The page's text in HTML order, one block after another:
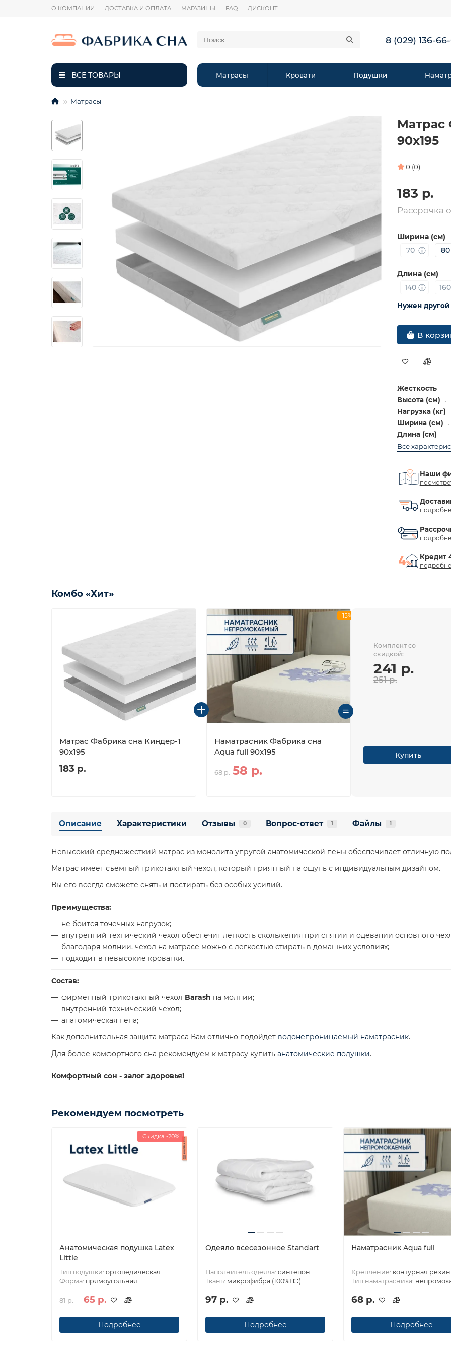
О КОМПАНИИ ДОСТАВКА И ОПЛАТА МАГАЗИНЫ FAQ ДИСКОНТ
8 (029) 136-
ВСЕ ТОВАРЫ Матрасы Кровати Подушки
Матрасы
Матрас
90х195
0 (0)
183 р.
Рассрочка
Ширина (см)
70
80
Длина (см)
140
160
Нужен другой
В
Жесткость
Высота (см)
Нагрузка (кг)
Ширина (см)
Длина (см)
Все
Наши
Кредит
Комбо «Хит»
Матрас Фабрика сна Киндер-1
90х195
183 р.
-15%
Наматрасник Фабрика сна
Aqua full 90х195
68 р. 58 р.
Комплект со
скидкой:
241 р.
251 р.
Купить
Описание Характеристики Отзывы 0 Вопрос-ответ 1 Файлы 1
Невысокий среднежесткий матрас из монолита упругой анатомической пены обеспечивает отличную
Матрас имеет съемный трикотажный чехол, который приятный на ощупь с индивидуальным дизайном.
Вы его всегда сможете снять и постирать без особых усилий.
Преимущества:
не боится точечных нагрузок;
внутренний технический чехол обеспечит легкость скольжения при снятии и одевании основного
благодаря молнии, чехол на матрасе можно с легкостью стирать в домашних условиях;
подходит в невысокие кроватки.
Состав:
фирменный трикотажный чехол Barash на молнии;
внутренний технический чехол;
анатомическая пена;
Как дополнительная защита матраса Вам отлично подойдёт водонепроницаемый наматрасник.
Для более комфортного сна рекомендуем к матрасу купить анатомические подушки.
Комфортный сон - залог здоровья!
Рекомендуем посмотреть
Скидка -20%
Анатомическая подушка Latex
Little
Тип подушки: ортопедическая
Форма: прямоугольная
81 р. 65 р.
Подробнее
Одеяло всесезонное Standart
Наполнитель одеяла: синтепон
Ткань: микрофибра (100%ПЭ)
97 р.
Подробнее
Наматрасник Aqua full
Крепление: контурная
Тип наматрасника:
68 р.
Подробнее